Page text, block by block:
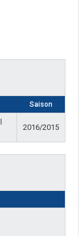
Saison
2016/2015